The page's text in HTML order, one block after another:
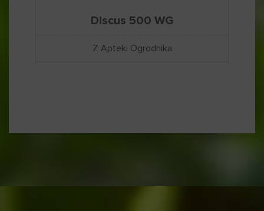
Discus 500 WG
Z Apteki Ogrodnika